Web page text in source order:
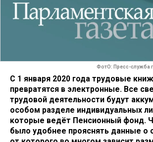
ФотО: Пресс-служба
С 1 января 2020 года трудовые
превратятся в электронные. Все
трудовой деятельности будут
особом разделе индивидуальных
которые ведёт Пенсионный фонд.
было удобнее прояснять данные о